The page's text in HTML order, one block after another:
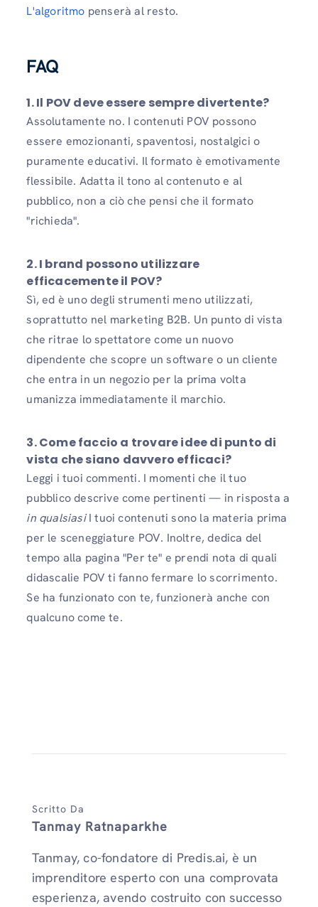
L'algoritmo penserà al resto.
FAQ
1.Il POV deve essere sempre divertente?
Assolutamente no. I contenuti POV possono
essere emozionanti, spaventosi, nostalgici o
puramente educativi. Il formato è emotivamente
flessibile. Adatta il tono al contenuto e al
pubblico, non a ciò che pensi che il formato
"richieda".
2.I brand possono utilizzare
efficacemente il POV?
Sì, ed è uno degli strumenti meno utilizzati,
soprattutto nel marketing B2B. Un punto di vista
che ritrae lo spettatore come un nuovo
dipendente che scopre un software o un cliente
che entra in un negozio per la prima volta
umanizza immediatamente il marchio.
3.Come faccio a trovare idee di punto di
vista che siano davvero efficaci?
Leggi i tuoi commenti. I momenti che il tuo
pubblico descrive come pertinenti — in risposta a
in qualsiasiI tuoi contenuti sono la materia prima
per le sceneggiature POV. Inoltre, dedica del
tempo alla pagina "Per te" e prendi nota di quali
didascalie POV ti fanno fermare lo scorrimento.
Se ha funzionato con te, funzionerà anche con
qualcuno come te.
Scritto Da
Tanmay Ratnaparkhe
Tanmay, co-fondatore di Predis.ai, è un
imprenditore esperto con una comprovata
esperienza, avendo costruito con successo